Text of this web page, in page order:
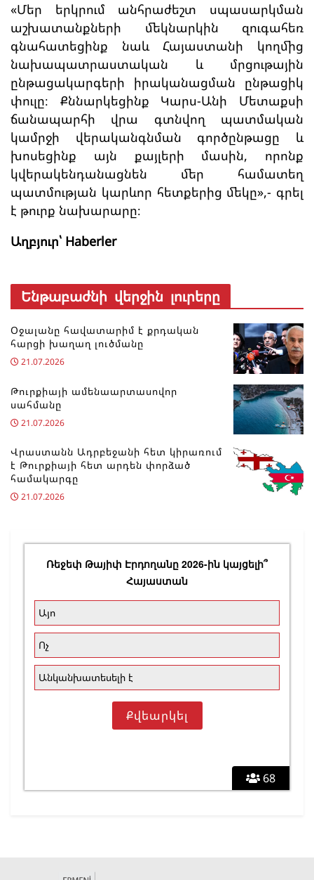
«Մեր երկրում անհրաժեշտ սպասարկման
աշխատանքների մեկնարկին զուգահեռ
գնահատեցինք նաև Հայաստանի կողմից
նախապատրաստական և մրցութային
ընթացակարգերի իրականացման ընթացիկ
փուլը։ Քննարկեցինք Կարս-Անի Մետաքսի
ճանապարհի վրա գտնվող պատմական
կամրջի վերականգնման գործընթացը և
խոսեցինք այն քայլերի մասին, որոնք
կվերակենդանացնեն մեր համատեղ
պատմության կարևոր հետքերից մեկը»,- գրել
է թուրք նախարարը։
Աղբյուր՝ Haberler
Ենթաբաժնի վերջին լուրերը
Օջալանը հավատարիմ է քրդական
հարցի խաղաղ լուծմանը
21.07.2026
Թուրքիայի ամենաարտասովոր
սահմանը
21.07.2026
Վրաստանն Ադրբեջանի հետ կիրառում
է Թուրքիայի հետ արդեն փորձած
համակարգը
21.07.2026
68
Ռեջեփ Թայիփ Էրդողանը 2026-ին կայցելի՞
Հայաստան
Այո
Ոչ
Անկանխատեսելի է